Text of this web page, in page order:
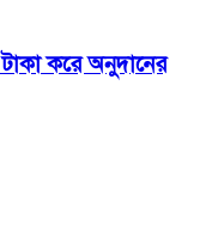
করে অনুদানের